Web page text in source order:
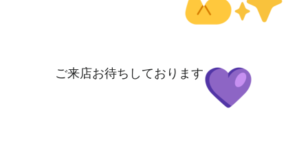
ご来店お待ちしております